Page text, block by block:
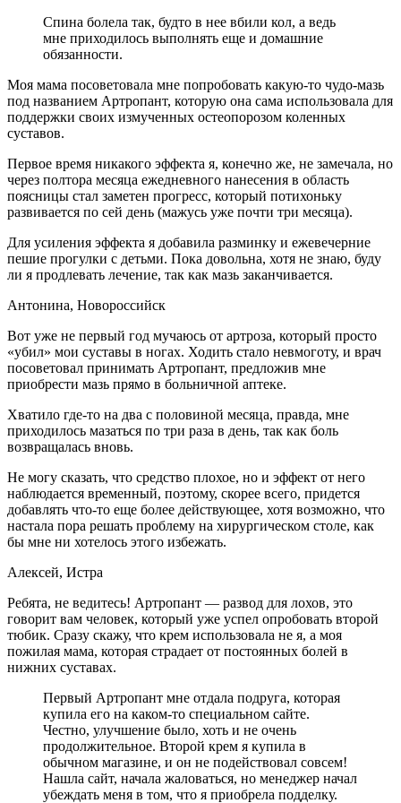
Спина болела так, будто в нее вбили кол, а ведь
мне приходилось выполнять еще и домашние
обязанности.
Моя мама посоветовала мне попробовать какую-то чудо-мазь
под названием Артропант, которую она сама использовала для
поддержки своих измученных остеопорозом коленных
суставов.
Первое время никакого эффекта я, конечно же, не замечала, но
через полтора месяца ежедневного нанесения в область
поясницы стал заметен прогресс, который потихоньку
развивается по сей день (мажусь уже почти три месяца).
Для усиления эффекта я добавила разминку и ежевечерние
пешие прогулки с детьми. Пока довольна, хотя не знаю, буду
ли я продлевать лечение, так как мазь заканчивается.
Антонина, Новороссийск
Вот уже не первый год мучаюсь от артроза, который просто
«убил» мои суставы в ногах. Ходить стало невмоготу, и врач
посоветовал принимать Артропант, предложив мне
приобрести мазь прямо в больничной аптеке.
Хватило где-то на два с половиной месяца, правда, мне
приходилось мазаться по три раза в день, так как боль
возвращалась вновь.
Не могу сказать, что средство плохое, но и эффект от него
наблюдается временный, поэтому, скорее всего, придется
добавлять что-то еще более действующее, хотя возможно, что
настала пора решать проблему на хирургическом столе, как
бы мне ни хотелось этого избежать.
Алексей, Истра
Ребята, не ведитесь! Артропант — развод для лохов, это
говорит вам человек, который уже успел опробовать второй
тюбик. Сразу скажу, что крем использовала не я, а моя
пожилая мама, которая страдает от постоянных болей в
нижних суставах.
Первый Артропант мне отдала подруга, которая
купила его на каком-то специальном сайте.
Честно, улучшение было, хоть и не очень
продолжительное. Второй крем я купила в
обычном магазине, и он не подействовал совсем!
Нашла сайт, начала жаловаться, но менеджер начал
убеждать меня в том, что я приобрела подделку.